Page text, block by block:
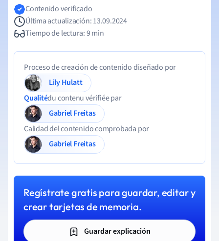
Contenido verificado
Última actualización: 13.09.2024
Tiempo de lectura: 9 min
Proceso de creación de contenido diseñado por
Lily Hulatt
Qualitédu contenu vérifiée par
Gabriel Freitas
Calidad del contenido comprobada por
Gabriel Freitas
Regístrate gratis para guardar, editar y
crear tarjetas de memoria.
Guardar explicación